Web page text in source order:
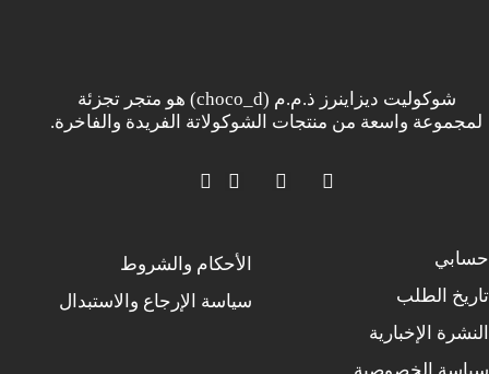
شوكوليت ديزاينرز ذ.م.م (choco_d) هو متجر تجزئة
لمجموعة واسعة من منتجات الشوكولاتة الفريدة والفاخرة.
حسابي
تاريخ الطلب
النشرة الإخبارية
الأحكام والشروط
سياسة الإرجاع والاستبدال